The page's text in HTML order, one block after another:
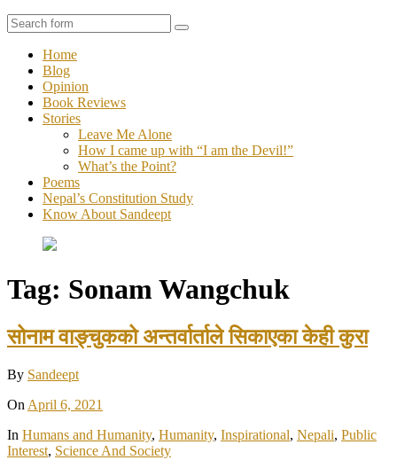
Search
Home
Blog
Opinion
Book Reviews
Stories
Leave Me Alone
How I came up with “I am the Devil!”
What’s the Point?
Poems
Nepal’s Constitution Study
Know About Sandeept
Tag: Sonam Wangchuk
सोनाम वाङ्चुकको अन्तर्वार्ताले सिकाएका केही कुरा
By Sandeept
On April 6, 2021
In Humans and Humanity, Humanity, Inspirational, Nepali, Public
Interest, Science And Society